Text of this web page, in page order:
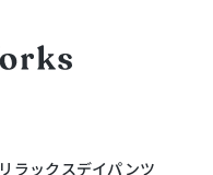
リラックスデイパンツ